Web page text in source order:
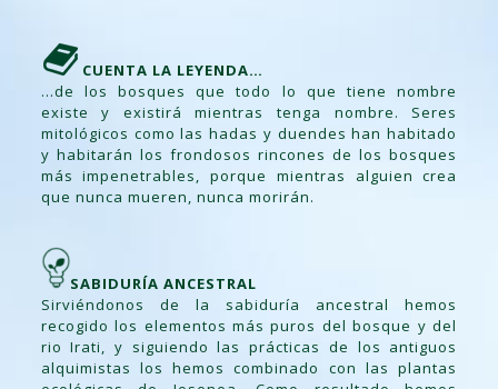
CUENTA LA LEYENDA…
…de los bosques que todo lo que tiene nombre
existe y existirá mientras tenga nombre. Seres
mitológicos como las hadas y duendes han habitado
y habitarán los frondosos rincones de los bosques
más impenetrables, porque mientras alguien crea
que nunca mueren, nunca morirán.
SABIDURÍA ANCESTRAL
Sirviéndonos de la sabiduría ancestral hemos
recogido los elementos más puros del bosque y del
rio Irati, y siguiendo las prácticas de los antiguos
alquimistas los hemos combinado con las plantas